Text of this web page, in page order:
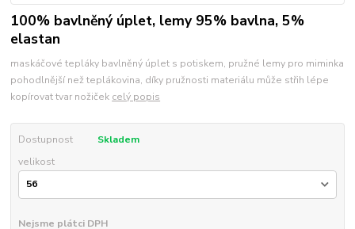
100% bavlněný úplet, lemy 95% bavlna, 5%
elastan
maskáčové tepláky bavlněný úplet s potiskem, pružné lemy pro miminka
pohodlnější než teplákovina, díky pružnosti materiálu může střih lépe
kopírovat tvar nožiček celý popis
Dostupnost
Skladem
velikost
Nejsme plátci DPH